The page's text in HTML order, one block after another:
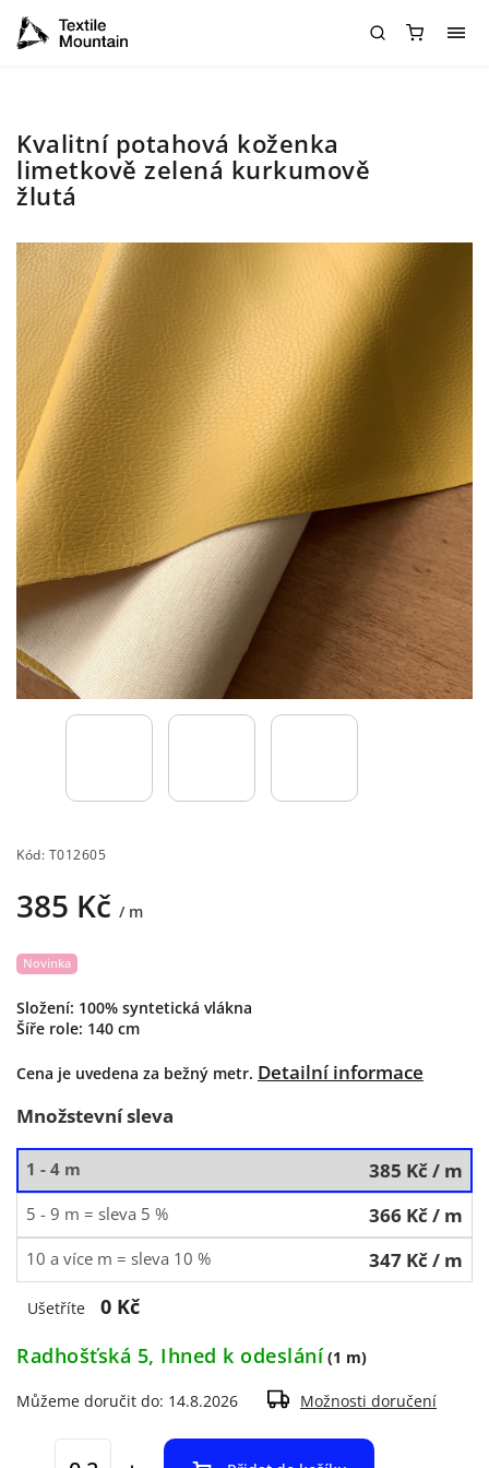
Kvalitní potahová koženka
limetkově zelená kurkumově
žlutá
Kód: T012605
385 Kč / m
Složení: 100% syntetická vlákna
Šíře role: 140 cm
Cena je uvedena za bežný metr. Detailní informace
Novinka
Množstevní sleva
1 - 4 m 385 Kč/ m
5 - 9 m = sleva 5 % 366 Kč/ m
10 a více m = sleva 10 % 347 Kč/ m
Ušetříte
0 Kč
Radhošťská 5, Ihned k odeslání (1 m)
Můžeme doručit do: 14.8.2026 Možnosti doručení